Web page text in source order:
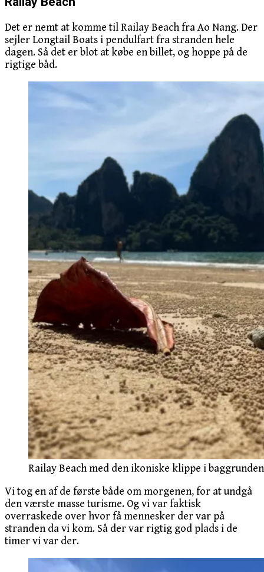
Det er nemt at komme til Railay Beach fra Ao Nang. Der
sejler Longtail Boats i pendulfart fra stranden hele
dagen. Så det er blot at købe en billet, og hoppe på de
rigtige båd.
Railay Beach med den ikoniske klippe i
Vi tog en af de første både om morgenen, for at undgå
den værste masse turisme. Og vi var faktisk
overraskede over hvor få mennesker der var på
stranden da vi kom. Så der var rigtig god plads i de
timer vi var der.